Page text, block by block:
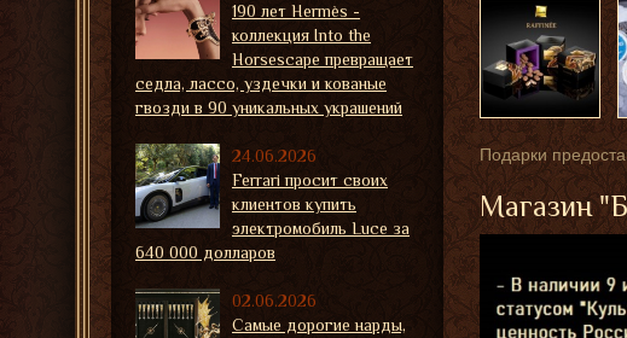
Подарки
Магазин
190 лет Hermès -
коллекция Into the
Horsescape превращает
седла, лассо, уздечки и кованые
гвозди в 90 уникальных украшений
24.06.2026
Ferrari просит своих
клиентов купить
электромобиль Luce за
640 000 долларов
02.06.2026
Самые дорогие нарды,